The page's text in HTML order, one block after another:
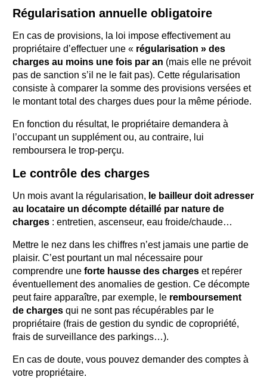
Régularisation annuelle obligatoire
En cas de provisions, la loi impose effectivement au
propriétaire d’effectuer une « régularisation » des
charges au moins une fois par an (mais elle ne prévoit
pas de sanction s’il ne le fait pas). Cette régularisation
consiste à comparer la somme des provisions versées et
le montant total des charges dues pour la même période.
En fonction du résultat, le propriétaire demandera à
l’occupant un supplément ou, au contraire, lui
remboursera le trop-perçu.
Le contrôle des charges
Un mois avant la régularisation, le bailleur doit adresser
au locataire un décompte détaillé par nature de
charges : entretien, ascenseur, eau froide/chaude…
Mettre le nez dans les chiffres n’est jamais une partie de
plaisir. C’est pourtant un mal nécessaire pour
comprendre une forte hausse des charges et repérer
éventuellement des anomalies de gestion. Ce décompte
peut faire apparaître, par exemple, le remboursement
de charges qui ne sont pas récupérables par le
propriétaire (frais de gestion du syndic de copropriété,
frais de surveillance des parkings…).
En cas de doute, vous pouvez demander des comptes à
votre propriétaire.